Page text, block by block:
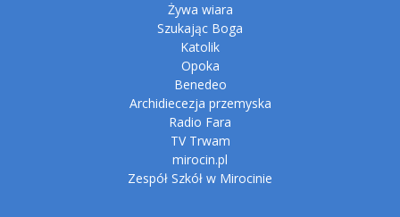
Żywa wiara
Szukając Boga
Katolik
Opoka
Benedeo
Archidiecezja przemyska
Radio Fara
TV Trwam
mirocin.pl
Zespół Szkół w Mirocinie